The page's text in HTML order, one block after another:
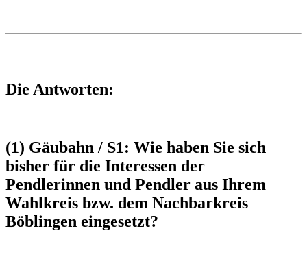
Die Antworten:
(1) Gäubahn / S1: Wie haben Sie sich
bisher für die Interessen der
Pendlerinnen und Pendler aus Ihrem
Wahlkreis bzw. dem Nachbarkreis
Böblingen eingesetzt?